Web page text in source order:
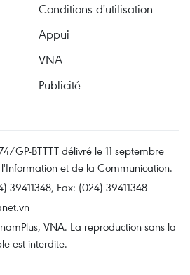
Conditions d'utilisation
Appui
VNA
Publicité
GP-BTTTT délivré le 11 septembre
et de la Communication.
39411348, Fax: (024) 39411348
VNA. La reproduction sans la
est interdite.